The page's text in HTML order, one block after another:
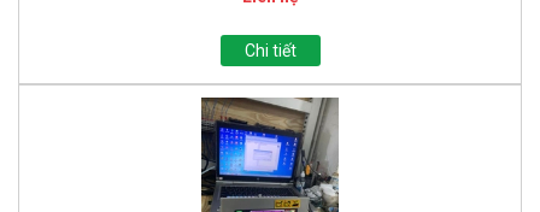
Chi tiết